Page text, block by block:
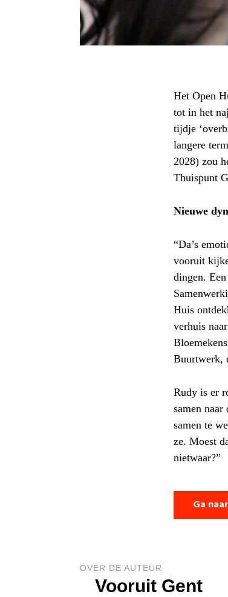
Het Open
tot in het
tijdje
langere
2028) zou
Thuispunt
Nieuwe
“Da’s
vooruit
dingen.
Huis
verhuis
Buurtwerk,
Rudy is er
samen naar
samen te
ze. Moest
nietwaar?”
Ga
OVER DE AUTEUR
Vooruit Gent